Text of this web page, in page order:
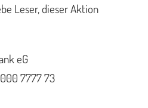
Leser, dieser Aktion
eG
7777 73